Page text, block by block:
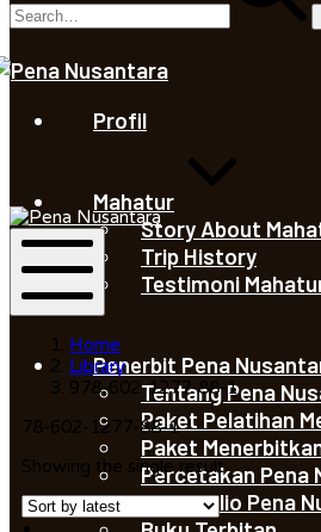
Profil
Mahatur
Story About
Trip History
Testimoni
Penerbit Pena
Tentang Pena
Paket Pelatihan
Paket
Percetakan Pena
Portofolio Pena
Saleha
Juliandi
Mobile
Menu
Home
Library
978-602-1277-88-1
78-602-1277-88-1
Showing the single result